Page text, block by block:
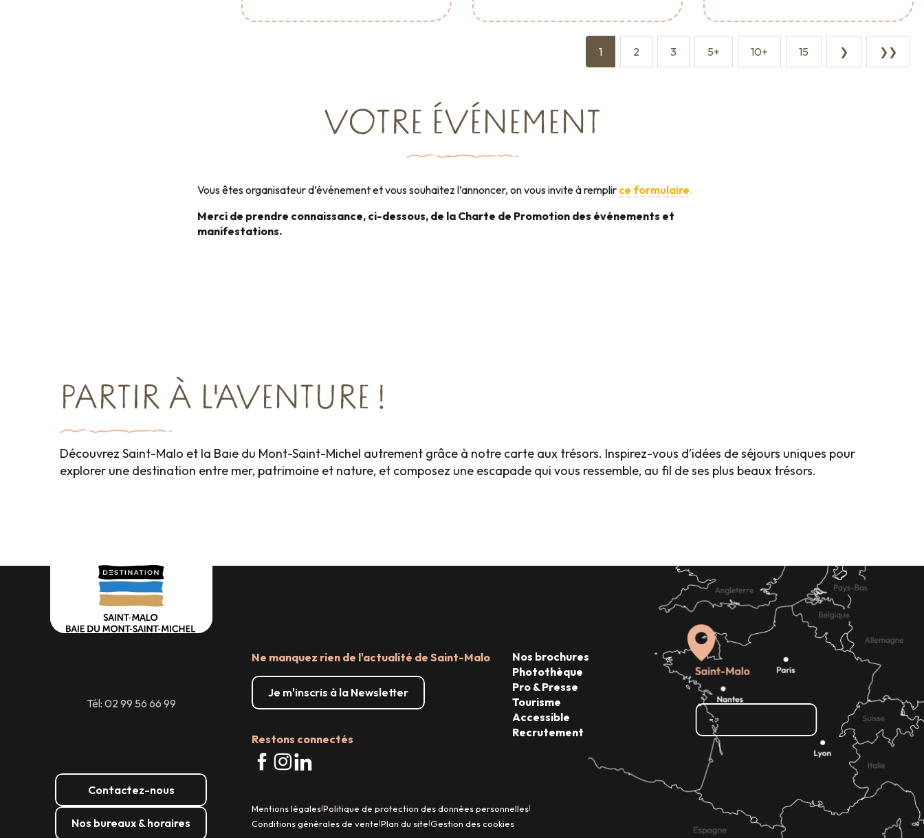
1 2 3 5+ 10+ 15 ❯ ❯❯
VOTRE ÉVÉNEMENT
Vous êtes organisateur d’événement et vous souhaitez l’annoncer, on vous invite à remplir ce formulaire.
Merci de prendre connaissance, ci-dessous, de la Charte de Promotion des événements et
manifestations.
PARTIR À L'AVENTURE !
Découvrez Saint-Malo et la Baie du Mont-Saint-Michel autrement grâce à notre carte aux trésors. Inspirez-vous d’idées de séjours uniques pour
explorer une destination entre mer, patrimoine et nature, et composez une escapade qui vous ressemble, au fil de ses plus beaux trésors.
Tél: 02 99 56 66 99
Contactez-nous
Nos bureaux & horaires
Ne manquez rien de l'actualité de Saint-Malo
Je m'inscris à la Newsletter
Restons connectés
Nos brochures
Photothèque
Pro & Presse
Tourisme
Accessible
Recrutement
Mentions légales|Politique de protection des données personnelles|
Conditions générales de vente|Plan du site|Gestion des cookies
Comment venir ?